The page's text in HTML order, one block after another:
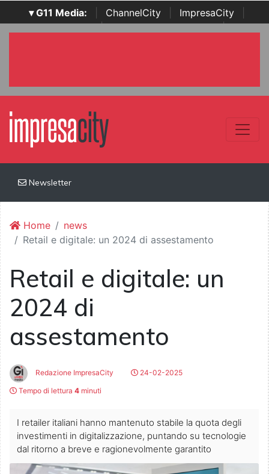
▾ G11 Media: ChannelCity ImpresaCity
SecurityOpenLab | Italian Channel Awards | Italian
Newsletter
Home
news
Retail e digitale: un 2024 di assestamento
Retail e digitale: un
2024 di
assestamento
Redazione ImpresaCity
24-02-2025
Tempo di lettura 4 minuti
I retailer italiani hanno mantenuto stabile la quota degli
investimenti in digitalizzazione, puntando su tecnologie
dal ritorno a breve e ragionevolmente garantito